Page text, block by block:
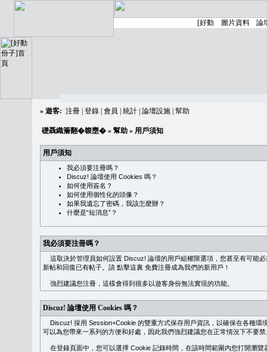
» 遊客: 注冊 登錄 會員 統計 論壇設施 幫助
礎聶織簷翻�䪖壅� » 幫助 » 用戶須知
用戶須知
我必須要注冊嗎？
Discuz! 論壇使用 Cookies 嗎？
如何使用簽名？
如何使用個性化的頭像？
如果我遺忘了密碼，我該怎麼辦？
什麼是“短消息”？
我必須要注冊嗎？
這取決於管理員如何設置 Discuz! 論壇的用戶組權限選項，您甚至有可能
新帖和回復已有帖子。請 點擊這裏 免費注冊成為我們的新用戶！
強烈建議您注冊，這樣會得到很多以遊客身份無法實現的功能。
Discuz! 論壇使用 Cookies 嗎？
Discuz! 採用 Session+Cookie 的雙重方式保存用戶資訊，以確保在各種環
可以為您帶來一系列的方便和好處，因此我們強烈建議您在正常情況下不要
在登錄頁面中，您可以選擇 Cookie 記錄時間，在該時間範圍內您打開瀏